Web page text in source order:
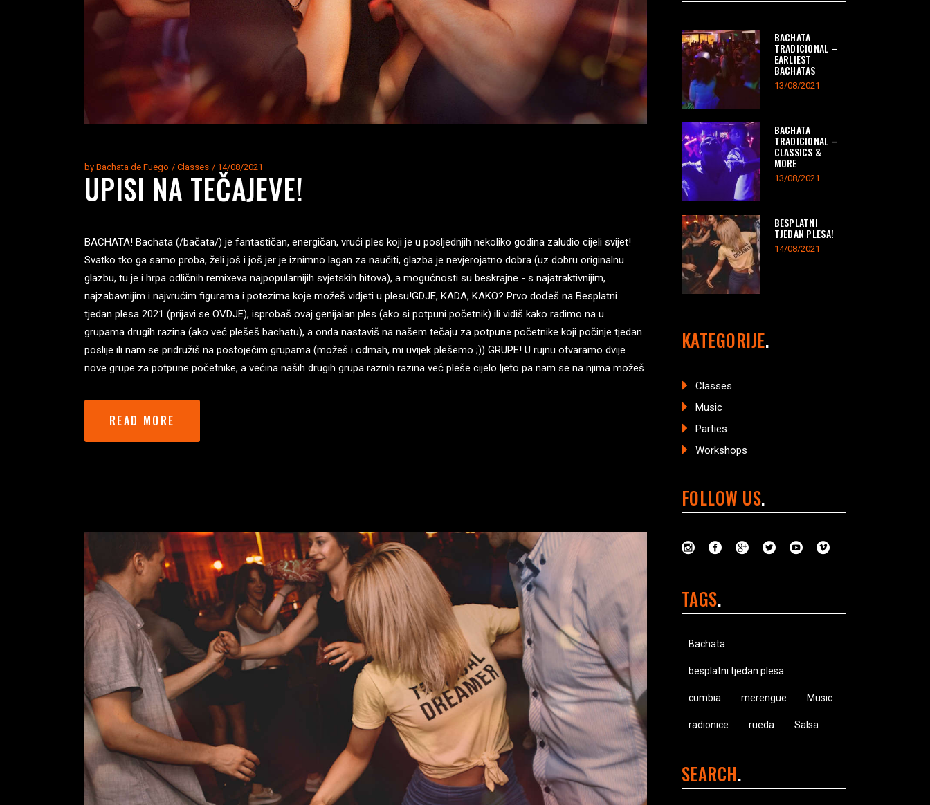
by Bachata de Fuego Classes 14/08/2021
UPISI NA TEČAJEVE!
BACHATA! Bachata (/bačata/) je fantastičan, energičan, vrući ples koji je u posljednjih nekoliko godina zaludio cijeli svijet!
Svatko tko ga samo proba, želi još i još jer je iznimno lagan za naučiti, glazba je nevjerojatno dobra (uz dobru originalnu
glazbu, tu je i hrpa odličnih remixeva najpopularnijih svjetskih hitova), a mogućnosti su beskrajne - s najatraktivnijim,
najzabavnijim i najvrućim figurama i potezima koje možeš vidjeti u plesu!GDJE, KADA, KAKO? Prvo dođeš na Besplatni
tjedan plesa 2021 (prijavi se OVDJE), isprobaš ovaj genijalan ples (ako si potpuni početnik) ili vidiš kako radimo na u
grupama drugih razina (ako već plešeš bachatu), a onda nastaviš na našem tečaju za potpune početnike koji počinje tjedan
poslije ili nam se pridružiš na postojećim grupama (možeš i odmah, mi uvijek plešemo ;)) GRUPE! U rujnu otvaramo dvije
nove grupe za potpune početnike, a većina naših drugih grupa raznih razina već pleše cijelo ljeto pa nam se na njima možeš
READ MORE
BACHATA
TRADICIONAL –
EARLIEST
BACHATAS
13/08/2021
BACHATA
TRADICIONAL –
CLASSICS &
MORE
13/08/2021
BESPLATNI
TJEDAN PLESA!
14/08/2021
KATEGORIJE
Classes
Music
Parties
Workshops
FOLLOW US
TAGS
Bachata
besplatni tjedan plesa
cumbia merengue Music
radionice rueda Salsa
SEARCH